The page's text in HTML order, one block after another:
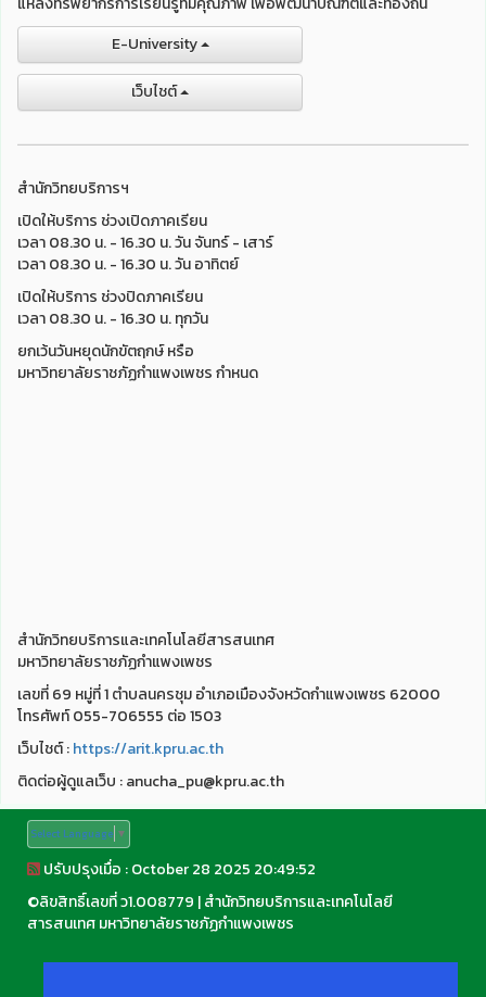
E-University
เว็บไชต์
สำนักวิทยบริการฯ
เปิดให้บริการ ช่วงเปิดภาคเรียน
เวลา 08.30 น. - 16.30 น. วัน จันทร์ - เสาร์
เวลา 08.30 น. - 16.30 น. วัน อาทิตย์
เปิดให้บริการ ช่วงปิดภาคเรียน
เวลา 08.30 น. - 16.30 น. ทุกวัน
ยกเว้นวันหยุดนักขัตฤกษ์ หรือ
มหาวิทยาลัยราชภัฏกำแพงเพชร กำหนด
สำนักวิทยบริการและเทคโนโลยีสารสนเทศ
มหาวิทยาลัยราชภัฏกำแพงเพชร
เลขที่ 69 หมู่ที่ 1 ตำบลนครชุม อำเภอเมืองจังหวัดกำแพงเพชร 62000
โทรศัพท์ 055-706555 ต่อ 1503
เว็บไชต์ :https://arit.kpru.ac.th
ติดต่อผู้ดูแลเว็บ : anucha_pu@kpru.ac.th
Select Language ▼
ปรับปรุงเมื่อ : October 28 2025 20:49:52
©ลิขสิทธิ์เลขที่ ว1.008779 |สำนักวิทยบริการและเทคโนโลยี
สารสนเทศ มหาวิทยาลัยราชภัฏกำแพงเพชร